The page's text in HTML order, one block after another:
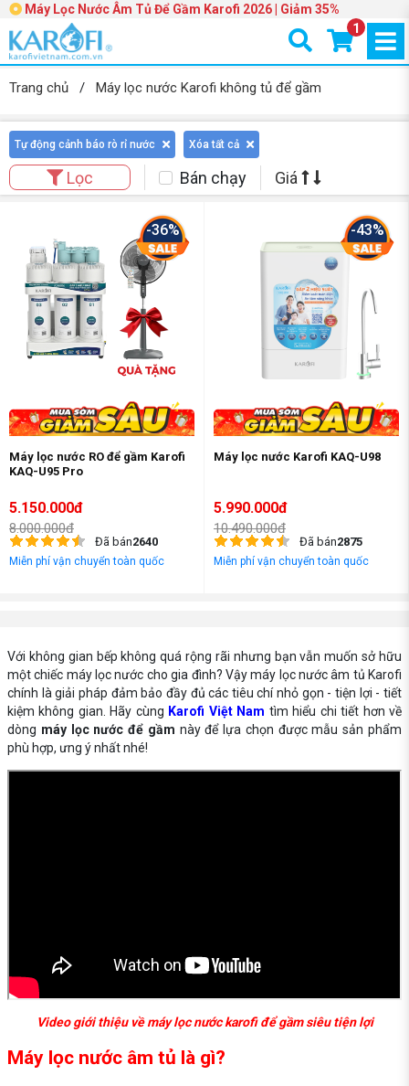
Máy Lọc Nước Âm Tủ Để Gầm Karofi 2026 | Giảm 35%
1
Trang chủ / Máy lọc nước Karofi không tủ để gầm
Tự động cảnh báo rò rỉ nước Xóa tất cả
Lọc Bán chạy Giá
-36%
Máy lọc nước RO để gầm Karofi
KAQ-U95 Pro
5.150.000đ
8.000.000đ
Đã bán2640
Miễn phí vận chuyển toàn quốc
-43%
Máy lọc nước Karofi KAQ-U98
5.990.000đ
10.490.000đ
Đã bán2875
Miễn phí vận chuyển toàn quốc
Với không gian bếp không quá rộng rãi nhưng bạn vẫn muốn sở hữu
một chiếc máy lọc nước cho gia đình? Vậy máy lọc nước âm tủ Karofi
chính là giải pháp đảm bảo đầy đủ các tiêu chí nhỏ gọn - tiện lợi - tiết
kiệm không gian. Hãy cùng Karofi Việt Nam tìm hiểu chi tiết hơn về
dòng máy lọc nước để gầm này để lựa chọn được mẫu sản phẩm
phù hợp, ưng ý nhất nhé!
Video giới thiệu về máy lọc nước karofi để gầm siêu tiện lợi
Máy lọc nước âm tủ là gì?